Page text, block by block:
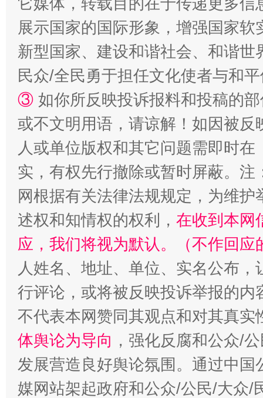
国家大学科技园优化重塑工作
扯下公款旅游的“隐身衣” 如何以
“蜀中异人”王建安的艺术幻境
展示国家的国际形象，增强国家
新型国家、建设和谐社会、和谐
民众/全民勇于担任文化使者与和
③ 如你所反映投诉报料和投稿的
或不文明用语，请谅解！如因被
人或单位版权和其它问题需即时在
实，有权先行撤除或暂时屏蔽。
网根据有关法律法规规定，为维
述权和知情权的权利， 在收到本网
应，我们将视为默认。（不作回应
人姓名、地址、单位、实名公布
行评论，或将被反映投诉举报的
不代表本网赞同其观点和对其真实
体舆论为导向 ，强化反腐和公众/
发展营造良好舆论氛围。通过中
媒网站架起政府和公众/公民/大众/